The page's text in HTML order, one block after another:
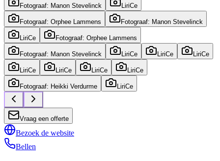
Fotograaf: Manon Stevelinck LiriCe
Fotograaf: Orphee Lammens Fotograaf: Manon Stevelinck
LiriCe Fotograaf: Orphee Lammens
Fotograaf: Manon Stevelinck LiriCe LiriCe LiriCe
LiriCe LiriCe LiriCe LiriCe
Fotograaf: Heikki Verdurme LiriCe
Vraag een offerte
Bezoek de website
Bellen